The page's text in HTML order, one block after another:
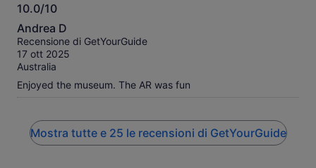
10.0/10
10.0
su
10
Andrea D
Recensione di GetYourGuide
17 ott 2025
Australia
Enjoyed the museum. The AR was fun
Mostra tutte e 25 le recensioni di GetYourGuide